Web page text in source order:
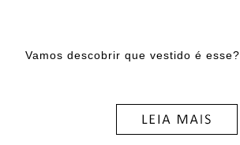
Vamos descobrir que vestido é esse?